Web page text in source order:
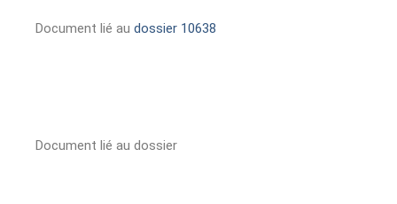
Document lié au dossier 10638
Document lié au dossier